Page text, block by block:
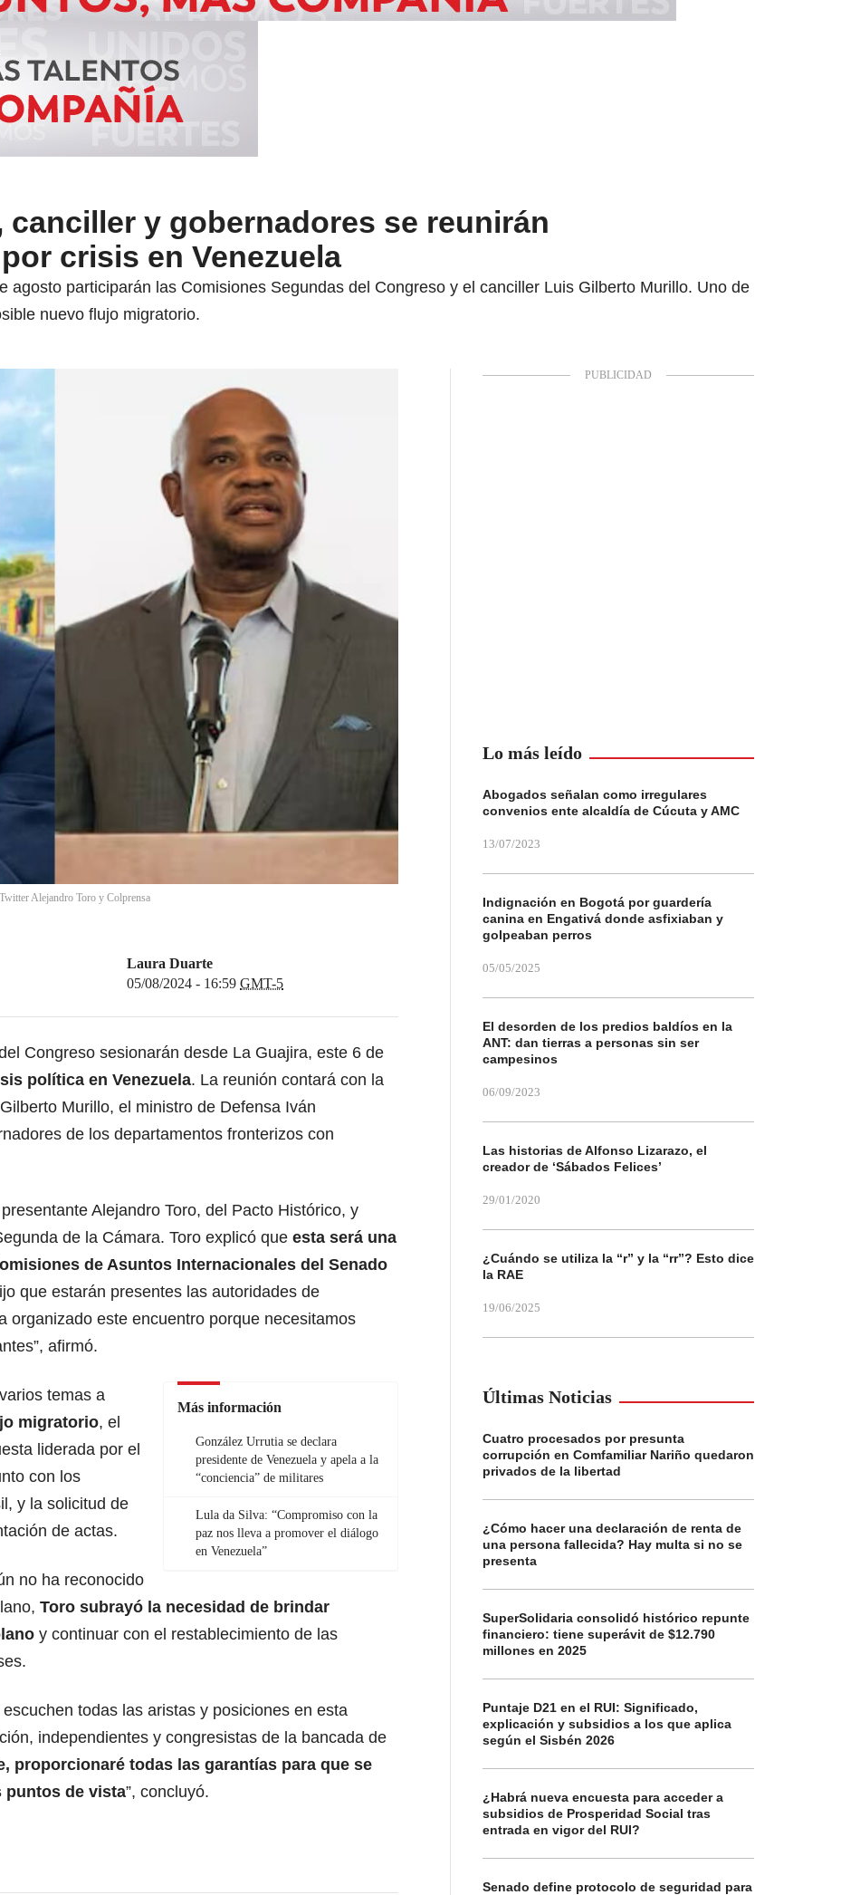
canciller y gobernadores se reunirán
crisis en Venezuela
agosto participarán las Comisiones Segundas del Congreso y el canciller Luis Gilberto Murillo. Uno de
nuevo flujo migratorio.
Alejandro Toro y Colprensa
Laura Duarte
05/08/2024 - 16:59 GMT-5
Congreso sesionarán desde La Guajira, este 6 de
política en Venezuela. La reunión contará con la
Murillo, el ministro de Defensa Iván
de los departamentos fronterizos con
Alejandro Toro, del Pacto Histórico, y
de la Cámara. Toro explicó que esta será una
de Asuntos Internacionales del Senado
que estarán presentes las autoridades de
organizado este encuentro porque necesitamos
afirmó.
Más información
González Urrutia se declara
presidente de Venezuela y apela a la
“conciencia” de militares
Lula da Silva: “Compromiso con la
paz nos lleva a promover el diálogo
en Venezuela”
temas a
migratorio, el
liderada por el
con los
y la solicitud de
de actas.
no ha reconocido
Toro subrayó la necesidad de brindar
y continuar con el restablecimiento de las
todas las aristas y posiciones en esta
independientes y congresistas de la bancada de
proporcionaré todas las garantías para que se
puntos de vista”, concluyó.
Lo más leído
Abogados señalan como irregulares
convenios ente alcaldía de Cúcuta y AMC
13/07/2023
Indignación en Bogotá por guardería
canina en Engativá donde asfixiaban y
golpeaban perros
05/05/2025
El desorden de los predios baldíos en la
ANT: dan tierras a personas sin ser
campesinos
06/09/2023
Las historias de Alfonso Lizarazo, el
creador de ‘Sábados Felices’
29/01/2020
¿Cuándo se utiliza la “r” y la “rr”? Esto dice
la RAE
19/06/2025
Últimas Noticias
Cuatro procesados por presunta
corrupción en Comfamiliar Nariño quedaron
privados de la libertad
¿Cómo hacer una declaración de renta de
una persona fallecida? Hay multa si no se
presenta
SuperSolidaria consolidó histórico repunte
financiero: tiene superávit de $12.790
millones en 2025
Puntaje D21 en el RUI: Significado,
explicación y subsidios a los que aplica
según el Sisbén 2026
¿Habrá nueva encuesta para acceder a
subsidios de Prosperidad Social tras
entrada en vigor del RUI?
Senado define protocolo de seguridad para